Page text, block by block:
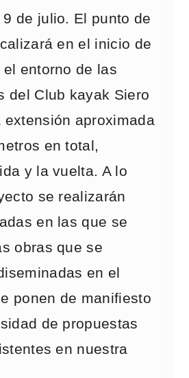
de julio. El punto de
en el inicio de
entorno de las
del Club kayak Siero
extensión aproximada
en total,
y la vuelta. A lo
se realizarán
en las que se
obras que se
en el
ponen de manifiesto
de propuestas
en nuestra